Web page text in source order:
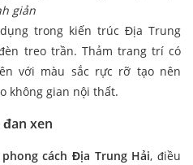
giản
trong kiến trúc Địa Trung
treo trần. Thảm trang trí có
với màu sắc rực rỡ tạo nên
không gian nội thất.
xen
cách Địa Trung Hải, điều